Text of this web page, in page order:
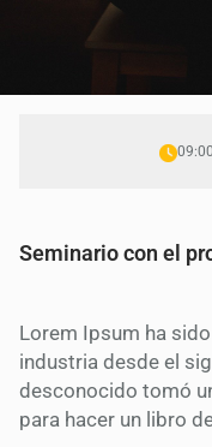
Seminario con el
Lorem Ipsum ha
industria desde el
desconocido tomó
para hacer un libro